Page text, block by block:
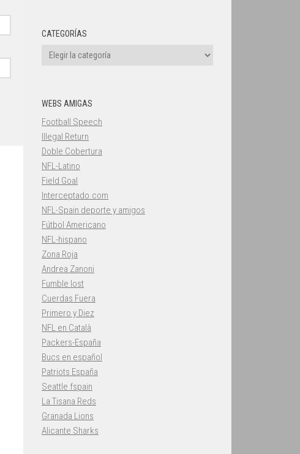
CATEGORÍAS
Categorías
WEBS AMIGAS
Football Speech
Illegal Return
Doble Cobertura
NFL-Latino
Field Goal
Interceptado.com
NFL-Spain deporte y amigos
Fútbol Americano
NFL-hispano
Zona Roja
Andrea Zanoni
Fumble lost
Cuerdas Fuera
Primero y Diez
NFL en Català
Packers-España
Bucs en español
Patriots España
Seattle fspain
La Tisana Reds
Granada Lions
Alicante Sharks